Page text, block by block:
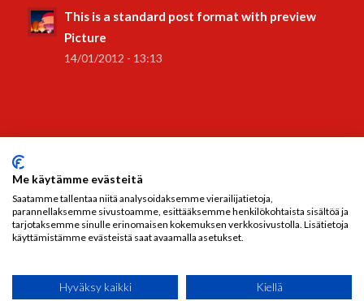
This is a standard post format with preview
Picture
14/01/2012 - 13:13
Maanantai-Perjantai:
Lauantai:Kiinni
Sunnuntai:Kiinni
Me käytämme evästeitä
Saatamme tallentaa niitä analysoidaksemme vierailijatietoja,
parannellaksemme sivustoamme, esittääksemme henkilökohtaista sisältöä ja
tarjotaksemme sinulle erinomaisen kokemuksen verkkosivustolla. Lisätietoja
käyttämistämme evästeistä saat avaamalla asetukset.
Hyväksy kaikki Kiellä